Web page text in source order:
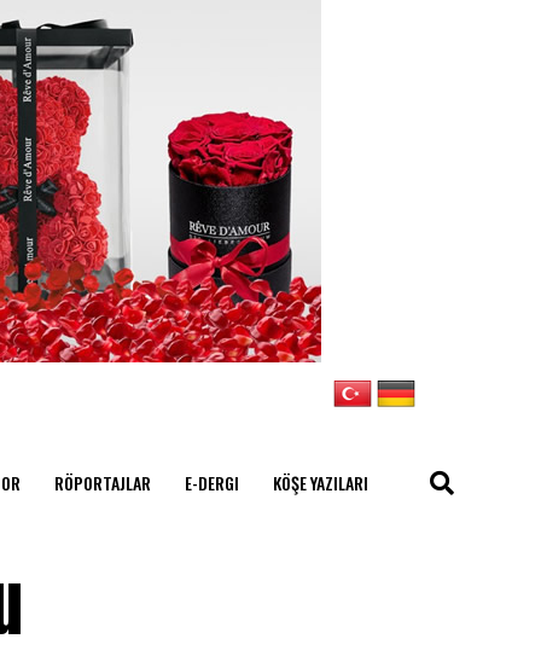
RÖPORTAJLAR E-DERGI KÖŞE YAZILARI